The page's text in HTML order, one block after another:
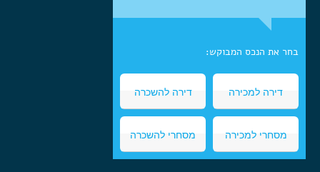
בחר את הנכס המבוקש:
דירה למכירה דירה להשכרה
מסחרי למכירה מסחרי להשכרה